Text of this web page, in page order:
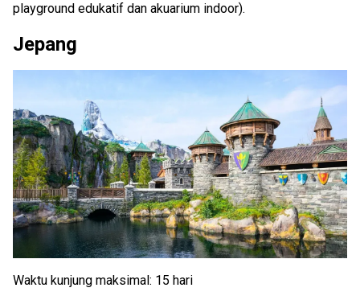
playground edukatif dan akuarium indoor).
Jepang
Waktu kunjung maksimal: 15 hari